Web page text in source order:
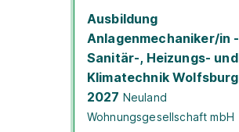
Ausbildung
Anlagenmechaniker/in -
Sanitär-, Heizungs- und
Klimatechnik Wolfsburg
2027 Neuland
Wohnungsgesellschaft mbH